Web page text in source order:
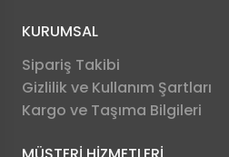
KURUMSAL
Sipariş Takibi
Gizlilik ve Kullanım Şartları
Kargo ve Taşıma Bilgileri